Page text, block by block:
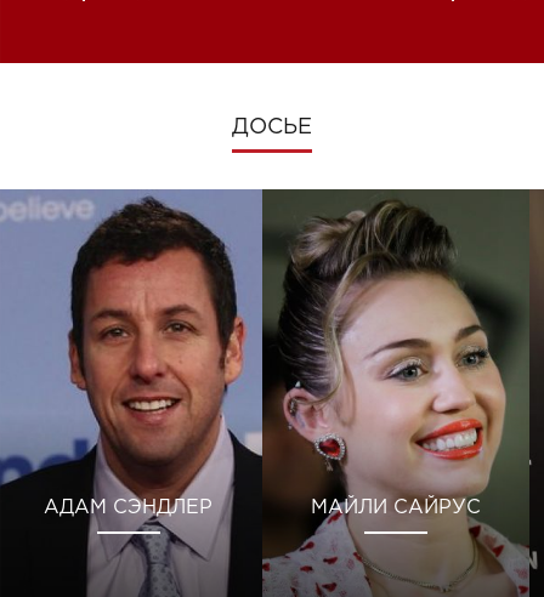
ДОСЬЕ
АДАМ СЭНДЛЕР МАЙЛИ САЙРУС